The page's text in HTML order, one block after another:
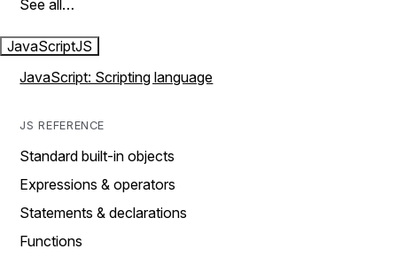
See all…
JavaScriptJS
JavaScript: Scripting language
JS REFERENCE
Standard built-in objects
Expressions & operators
Statements & declarations
Functions